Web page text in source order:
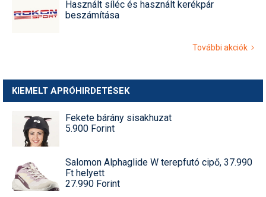
Használt síléc és használt kerékpár
beszámítása
További akciók
KIEMELT APRÓHIRDETÉSEK
Fekete bárány sisakhuzat
5.900 Forint
Salomon Alphaglide W terepfutó cipő, 37.990
Ft helyett
27.990 Forint